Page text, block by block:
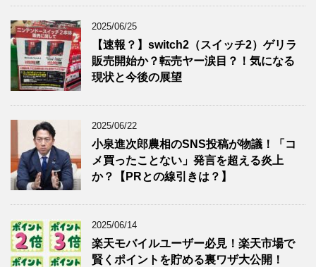
2025/06/25
【速報？】switch2（スイッチ2）ゲリラ
販売開始か？転売ヤー涙目？！気になる
現状と今後の展望
2025/06/22
小泉進次郎農相のSNS投稿が物議！「コ
メ買ったことない」発言を超える炎上
か？【PRとの線引きは？】
2025/06/14
楽天モバイルユーザー必見！楽天市場で
賢くポイントを貯める裏ワザ大公開！